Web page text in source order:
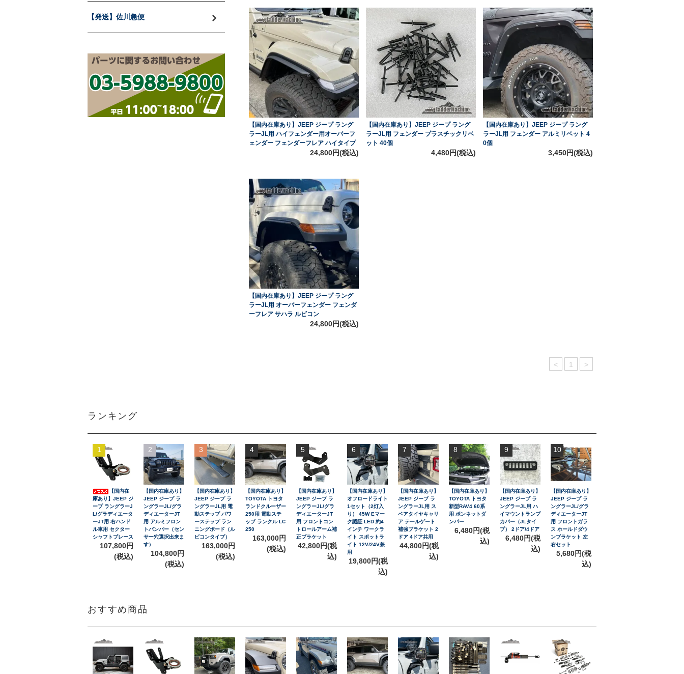
【国内在庫あり】JEEP ジープ ラング
ラーJL用 ハイフェンダー用オーバーフ
ェンダー フェンダーフレア ハイタイプ
24,800円(税込)
【国内在庫あり】JEEP ジープ ラング
ラーJL用 フェンダー プラスチックリベ
ット 40個
4,480円(税込)
【国内在庫あり】JEEP ジープ ラング
ラーJL用 フェンダー アルミリベット 4
0個
3,450円(税込)
【国内在庫あり】JEEP ジープ ラング
ラーJL用 オーバーフェンダー フェンダ
ーフレア サハラ ルビコン
24,800円(税込)
< 1 >
【発送】佐川急便
ランキング
1
【国内在
庫あり】JEEP ジ
ープ ラングラーJ
L/グラディエータ
ーJT用 右ハンド
ル車用 セクター
シャフトブレース
107,800円
(税込)
2
【国内在庫あり】
JEEP ジープ ラ
ングラーJL/グラ
ディエーターJT
用 アルミフロン
トバンパー（セン
サー穴選択出来ま
す）
104,800円
(税込)
3
【国内在庫あり】
JEEP ジープ ラ
ングラーJL用 電
動ステップ パワ
ーステップ ラン
ニングボード（ル
ビコンタイプ）
163,000円
(税込)
4
【国内在庫あり】
TOYOTA トヨタ
ランドクルーザー
250用 電動ステ
ップ ランクル LC
250
163,000円
(税込)
5
【国内在庫あり】
JEEP ジープ ラ
ングラーJL/グラ
ディエーターJT
用 フロントコン
トロールアーム補
正ブラケット
42,800円(税
込)
6
【国内在庫あり】
オフロードライト
1セット（2灯入
り） 45W Eマー
ク認証 LED 約4
インチ ワークラ
イト スポットラ
イト 12V/24V兼
用
19,800円(税
込)
7
【国内在庫あり】
JEEP ジープ ラ
ングラーJL用 ス
ペアタイヤキャリ
ア テールゲート
補強ブラケット 2
ドア 4ドア共用
44,800円(税
込)
8
【国内在庫あり】
TOYOTA トヨタ
新型RAV4 60系
用 ボンネットダ
ンパー
6,480円(税
込)
9
【国内在庫あり】
JEEP ジープ ラ
ングラーJL用 ハ
イマウントランプ
カバー（JLタイ
プ） 2ドア/4ドア
6,480円(税
込)
10
【国内在庫あり】
JEEP ジープ ラ
ングラーJL/グラ
ディエーターJT
用 フロントガラ
ス ホールドダウ
ンブラケット 左
右セット
5,680円(税
込)
おすすめ商品